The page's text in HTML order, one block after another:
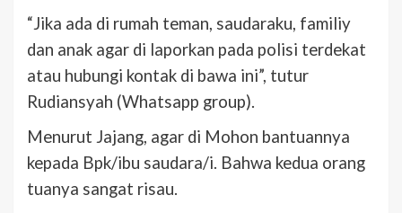
“Jika ada di rumah teman, saudaraku, familiy
dan anak agar di laporkan pada polisi terdekat
atau hubungi kontak di bawa ini”, tutur
Rudiansyah (Whatsapp group).
Menurut Jajang, agar di Mohon bantuannya
kepada Bpk/ibu saudara/i. Bahwa kedua orang
tuanya sangat risau.